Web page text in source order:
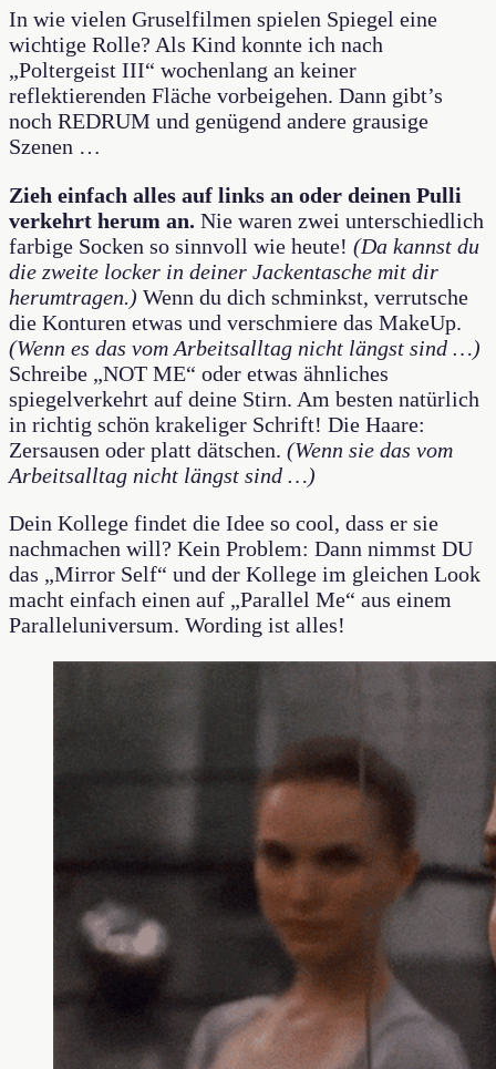
In wie vielen Gruselfilmen spielen Spiegel eine
wichtige Rolle? Als Kind konnte ich nach
„Poltergeist III“ wochenlang an keiner
reflektierenden Fläche vorbeigehen. Dann gibt’s
noch REDRUM und genügend andere grausige
Szenen …
Zieh einfach alles auf links an oder deinen Pulli
verkehrt herum an. Nie waren zwei unterschiedlich
farbige Socken so sinnvoll wie heute! (Da kannst du
die zweite locker in deiner Jackentasche mit dir
herumtragen.) Wenn du dich schminkst, verrutsche
die Konturen etwas und verschmiere das MakeUp.
(Wenn es das vom Arbeitsalltag nicht längst sind …)
Schreibe „NOT ME“ oder etwas ähnliches
spiegelverkehrt auf deine Stirn. Am besten natürlich
in richtig schön krakeliger Schrift! Die Haare:
Zersausen oder platt dätschen. (Wenn sie das vom
Arbeitsalltag nicht längst sind …)
Dein Kollege findet die Idee so cool, dass er sie
nachmachen will? Kein Problem: Dann nimmst DU
das „Mirror Self“ und der Kollege im gleichen Look
macht einfach einen auf „Parallel Me“ aus einem
Paralleluniversum. Wording ist alles!